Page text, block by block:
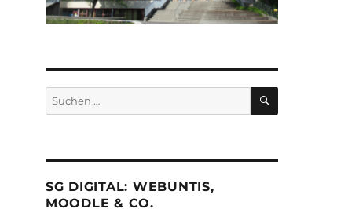
Suche
nach:
SUCHEN
SG DIGITAL: WEBUNTIS,
MOODLE & CO.